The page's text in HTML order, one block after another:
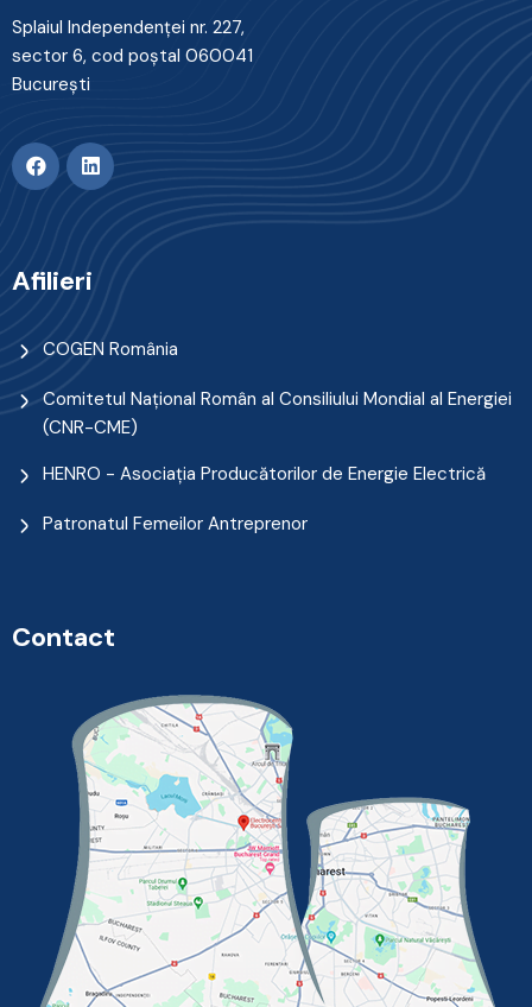
Splaiul Independenţei nr. 227,
sector 6, cod poştal 060041
Bucureşti
Afilieri
COGEN România
Comitetul Naţional Român al Consiliului Mondial al Energiei
(CNR-CME)
HENRO - Asociația Producătorilor de Energie Electrică
Patronatul Femeilor Antreprenor
Contact